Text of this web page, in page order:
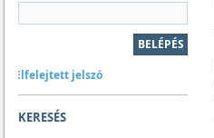
Elfelejtett jelszó
KERESÉS